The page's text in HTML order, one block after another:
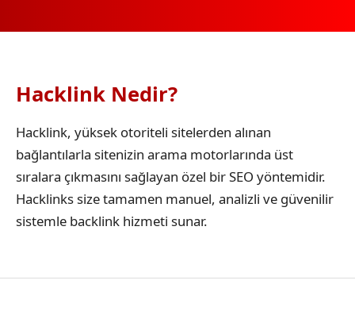
Hacklink Nedir?
Hacklink, yüksek otoriteli sitelerden alınan
bağlantılarla sitenizin arama motorlarında üst
sıralara çıkmasını sağlayan özel bir SEO yöntemidir.
Hacklinks size tamamen manuel, analizli ve güvenilir
sistemle backlink hizmeti sunar.